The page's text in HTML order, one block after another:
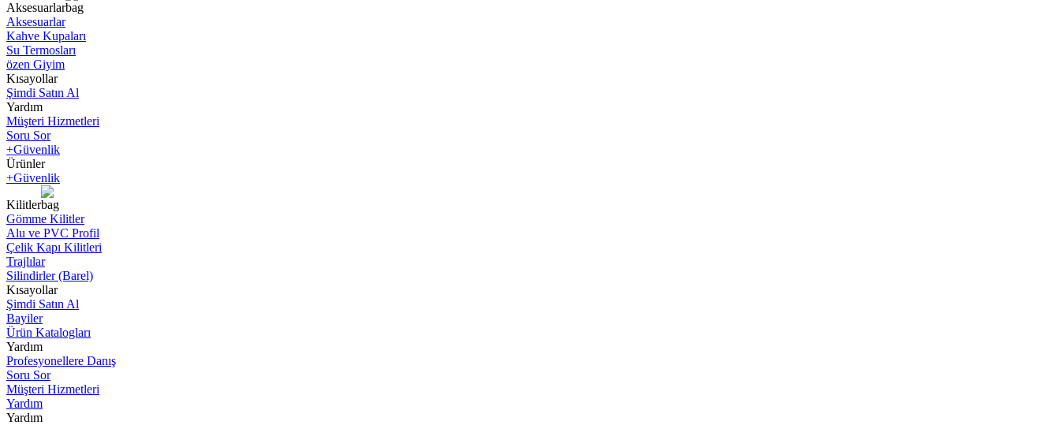
Aksesuarlar
Aksesuarlar
Kahve Kupaları
Su Termosları
özen Giyim
Kısayollar
Şimdi Satın Al
Yardım
Müşteri Hizmetleri
Soru Sor
+Güvenlik
Ürünler
+Güvenlik
Kilitler
Gömme Kilitler
Alu ve PVC Profil
Çelik Kapı Kilitleri
Trajlılar
Silindirler (Barel)
Kısayollar
Şimdi Satın Al
Bayiler
Ürün Katalogları
Yardım
Profesyonellere Danış
Soru Sor
Müşteri Hizmetleri
Yardım
Yardım